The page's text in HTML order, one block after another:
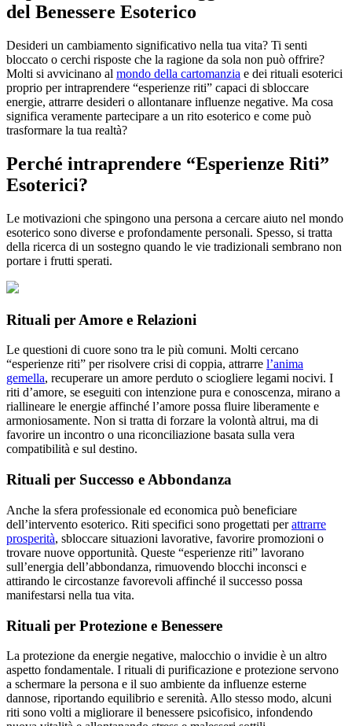
del Benessere Esoterico
Desideri un cambiamento significativo nella tua vita? Ti senti
bloccato o cerchi risposte che la ragione da sola non può offrire?
Molti si avvicinano al mondo della cartomanzia e dei rituali esoterici
proprio per intraprendere “esperienze riti” capaci di sbloccare
energie, attrarre desideri o allontanare influenze negative. Ma cosa
significa veramente partecipare a un rito esoterico e come può
trasformare la tua realtà?
Perché intraprendere “Esperienze Riti”
Esoterici?
Le motivazioni che spingono una persona a cercare aiuto nel mondo
esoterico sono diverse e profondamente personali. Spesso, si tratta
della ricerca di un sostegno quando le vie tradizionali sembrano non
portare i frutti sperati.
Rituali per Amore e Relazioni
Le questioni di cuore sono tra le più comuni. Molti cercano
“esperienze riti” per risolvere crisi di coppia, attrarre l’anima
gemella, recuperare un amore perduto o sciogliere legami nocivi. I
riti d’amore, se eseguiti con intenzione pura e conoscenza, mirano a
riallineare le energie affinché l’amore possa fluire liberamente e
armoniosamente. Non si tratta di forzare la volontà altrui, ma di
favorire un incontro o una riconciliazione basata sulla vera
compatibilità e sul destino.
Rituali per Successo e Abbondanza
Anche la sfera professionale ed economica può beneficiare
dell’intervento esoterico. Riti specifici sono progettati perattrarre
prosperità, sbloccare situazioni lavorative, favorire promozioni o
trovare nuove opportunità. Queste “esperienze riti” lavorano
sull’energia dell’abbondanza, rimuovendo blocchi inconsci e
attirando le circostanze favorevoli affinché il successo possa
manifestarsi nella tua vita.
Rituali per Protezione e Benessere
La protezione da energie negative, malocchio o invidie è un altro
aspetto fondamentale. I rituali di purificazione e protezione servono
a schermare la persona e il suo ambiente da influenze esterne
dannose, riportando equilibrio e serenità. Allo stesso modo, alcuni
riti sono volti a migliorare il benessere psicofisico, infondendo